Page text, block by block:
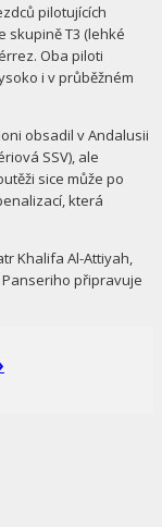
pilotujících
skupině T3 (lehké
Oba piloti
i v průběžném
obsadil v Andalusii
SSV), ale
sice může po
která
Khalifa Al-Attiyah,
připravuje